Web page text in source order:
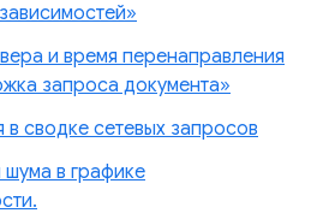
и время перенаправления
запроса документа»
сводке сетевых запросов
в графике